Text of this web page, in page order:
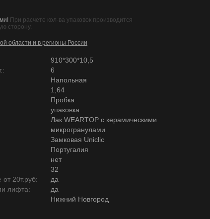
При расчете кол-ва упаковок производится
сторону.
области и в регионы России
910*300*10,5
6
Напольная
1,64
Пробка
упаковка
Лак WEARTOP с керамическими
микрогранулами
Замковая Uniclic
Португалия
нет
32
от 20т.руб:
да
лифта:
да
Нижний Новгород